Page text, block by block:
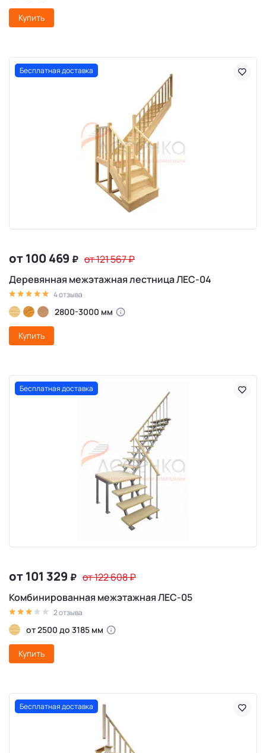
Купить
Бесплатная доставка
от 100 469 ₽ от 121 567₽
Деревянная межэтажная лестница ЛЕС-04
4 отзыва
2800-3000 мм
Купить
Бесплатная доставка
от 101 329 ₽ от 122 608₽
Комбинированная межэтажная ЛЕС-05
2 отзыва
от 2500 до 3185 мм
Купить
Бесплатная доставка